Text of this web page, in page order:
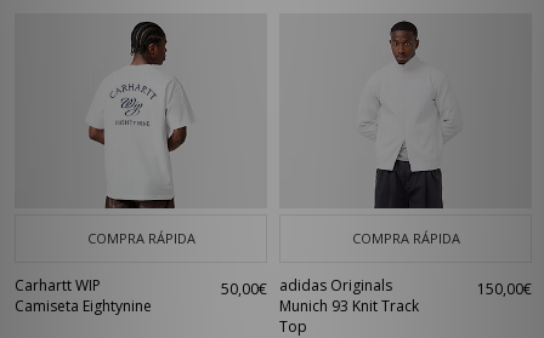
COMPRA RÁPIDA
Carhartt WIP
Camiseta Eightynine
50,00€
COMPRA RÁPIDA
adidas Originals
Munich 93 Knit Track
Top
150,00€